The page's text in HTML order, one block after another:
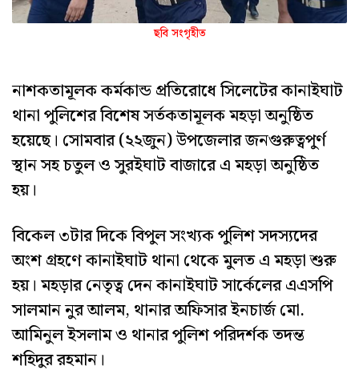
ছবি সংগৃহীত
নাশকতামূলক কর্মকান্ড প্রতিরোধে সিলেটের কানাইঘাট
থানা পুলিশের বিশেষ সর্তকতামূলক মহড়া অনুষ্ঠিত
হয়েছে। সোমবার (২২জুন) উপজেলার জনগুরুত্বপুর্ণ
স্থান সহ চতুল ও সুরইঘাট বাজারে এ মহড়া অনুষ্ঠিত
হয়।
বিকেল ৩টার দিকে বিপুল সংখ্যক পুলিশ সদস্যদের
অংশ গ্রহণে কানাইঘাট থানা থেকে মুলত এ মহড়া শুরু
হয়। মহড়ার নেতৃত্ব দেন কানাইঘাট সার্কেলের এএসপি
সালমান নুর আলম, থানার অফিসার ইনচার্জ মো.
আমিনুল ইসলাম ও থানার পুলিশ পরিদর্শক তদন্ত
শহিদুর রহমান।